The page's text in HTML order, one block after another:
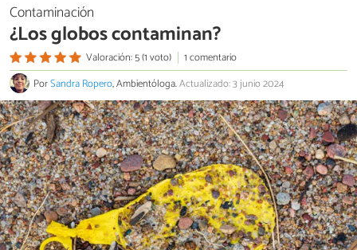
Contaminación
¿Los globos contaminan?
Valoración: 5 (1 voto)
1 comentario
PorSandra Ropero, Ambientóloga.Actualizado: 3 junio 2024